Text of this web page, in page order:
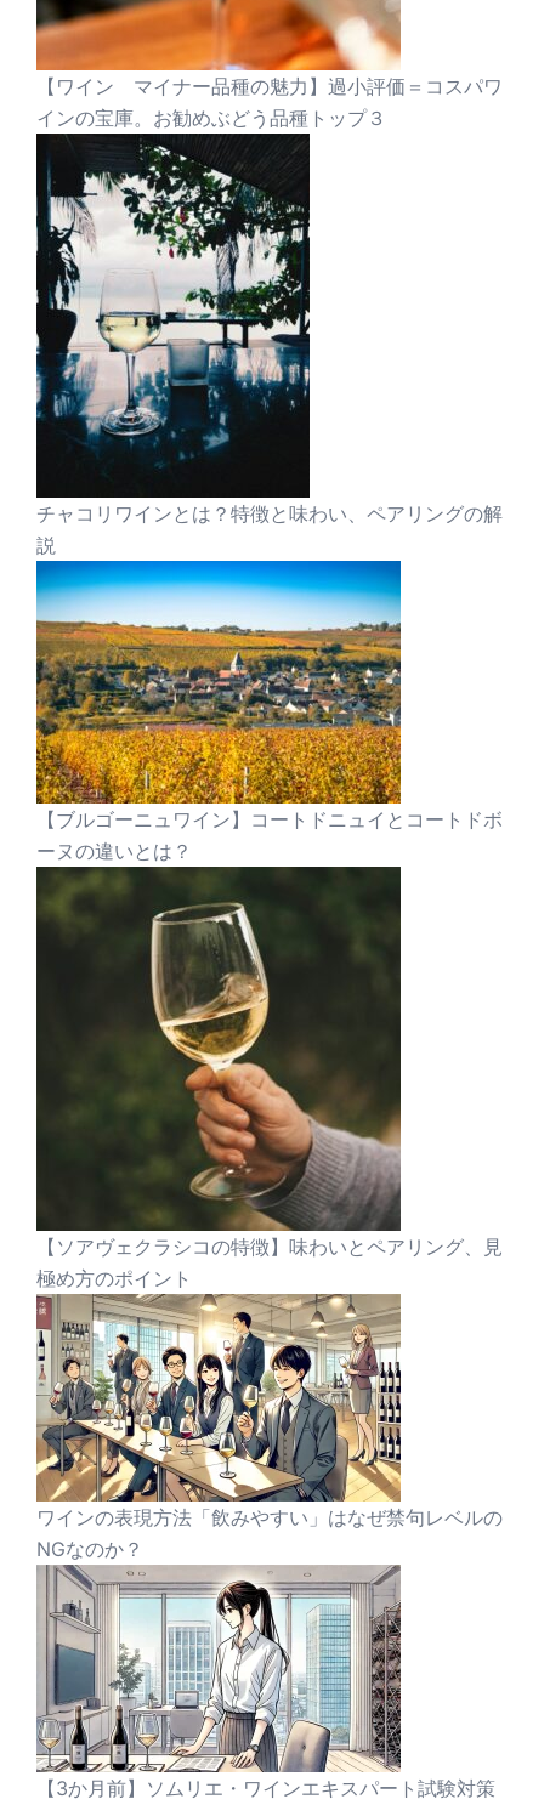
【ワイン マイナー品種の魅力】過小評価＝コスパワ
インの宝庫。お勧めぶどう品種トップ３
チャコリワインとは？特徴と味わい、ペアリングの解
説
【ブルゴーニュワイン】コートドニュイとコートドボ
ーヌの違いとは？
【ソアヴェクラシコの特徴】味わいとペアリング、見
極め方のポイント
ワインの表現方法「飲みやすい」はなぜ禁句レベルの
NGなのか？
【3か月前】ソムリエ・ワインエキスパート試験対策